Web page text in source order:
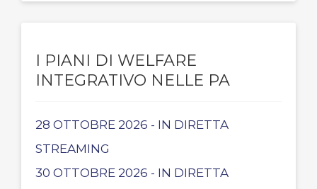
I PIANI DI WELFARE
INTEGRATIVO NELLE PA
28 OTTOBRE 2026 - IN DIRETTA
STREAMING
30 OTTOBRE 2026 - IN DIRETTA